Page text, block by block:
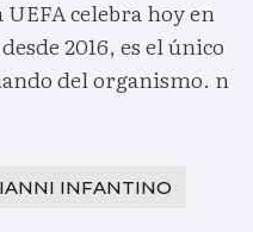
celebra hoy en
2016, es el único
del organismo. n
INFANTINO